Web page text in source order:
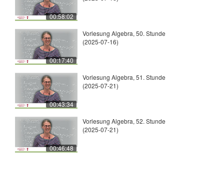
00:58:02
00:17:40
Vorlesung Algebra, 50. Stunde
(2025-07-16)
00:43:34
Vorlesung Algebra, 51. Stunde
(2025-07-21)
00:46:48
Vorlesung Algebra, 52. Stunde
(2025-07-21)